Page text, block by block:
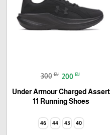
300 ₪ 200 ₪
Under Armour Charged Assert
11 Running Shoes
40
43
44
46